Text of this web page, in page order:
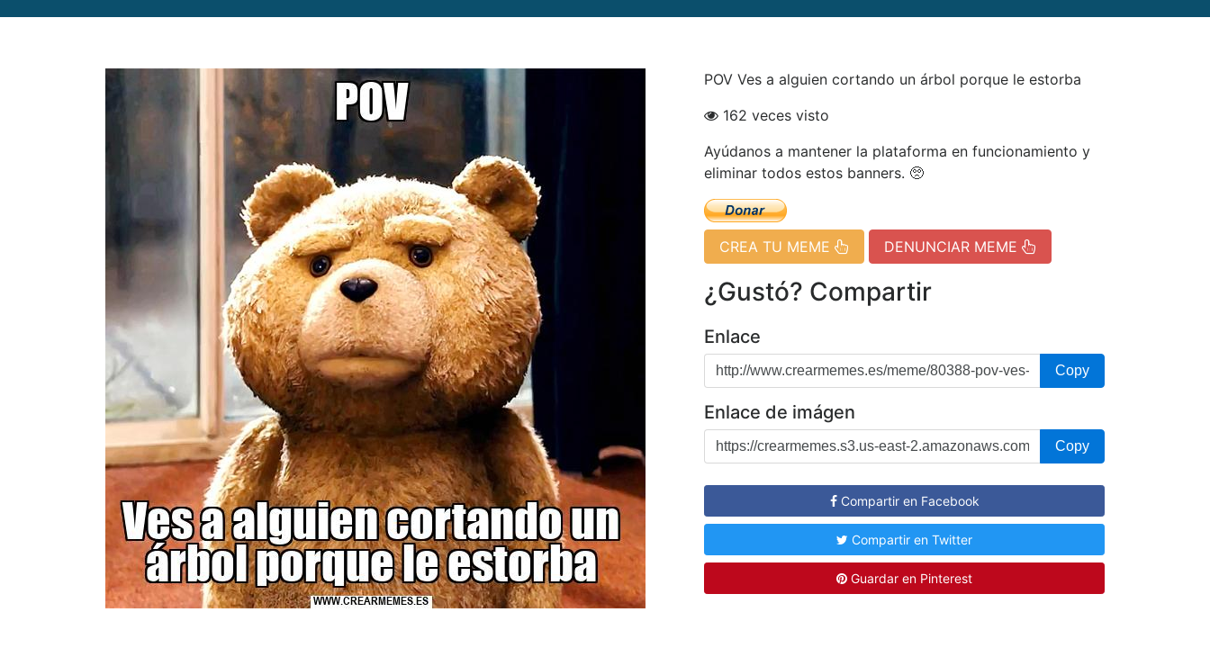
POV Ves a alguien cortando un árbol porque le estorba
162 veces visto
Ayúdanos a mantener la plataforma en funcionamiento y
eliminar todos estos banners. 🥺
CREA TU MEME DENUNCIAR MEME
¿Gustó? Compartir
Enlace
Copy
Enlace de imágen
Copy
Compartir en Facebook
Compartir en Twitter
Guardar en Pinterest